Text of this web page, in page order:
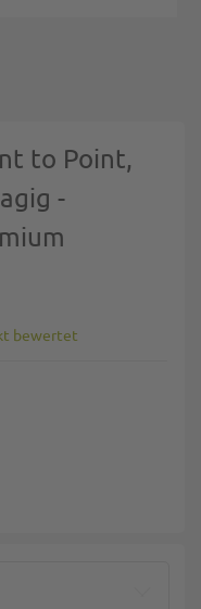
to Point,
-
bewertet